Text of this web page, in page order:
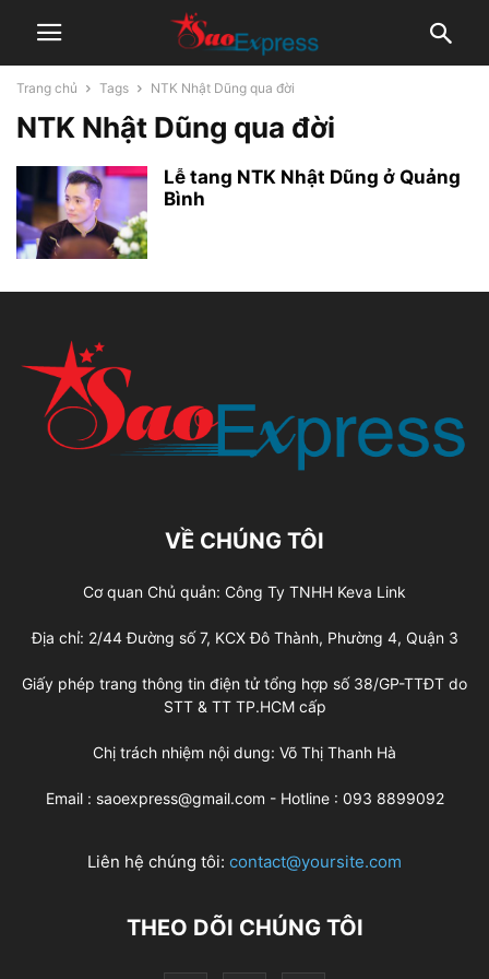
Trang chủ Tags NTK Nhật Dũng qua đời
NTK Nhật Dũng qua đời
Lễ tang NTK Nhật Dũng ở Quảng
Bình
VỀ CHÚNG TÔI
Cơ quan Chủ quản: Công Ty TNHH Keva Link
Địa chỉ: 2/44 Đường số 7, KCX Đô Thành, Phường 4, Quận 3
Giấy phép trang thông tin điện tử tổng hợp số 38/GP-TTĐT do
STT & TT TP.HCM cấp
Chị trách nhiệm nội dung: Võ Thị Thanh Hà
Email : saoexpress@gmail.com - Hotline : 093 8899092
Liên hệ chúng tôi: contact@yoursite.com
THEO DÕI CHÚNG TÔI